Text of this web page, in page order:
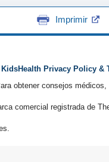
Imprimir
KidsHealth Privacy Policy &
obtener consejos
comercial registrada de